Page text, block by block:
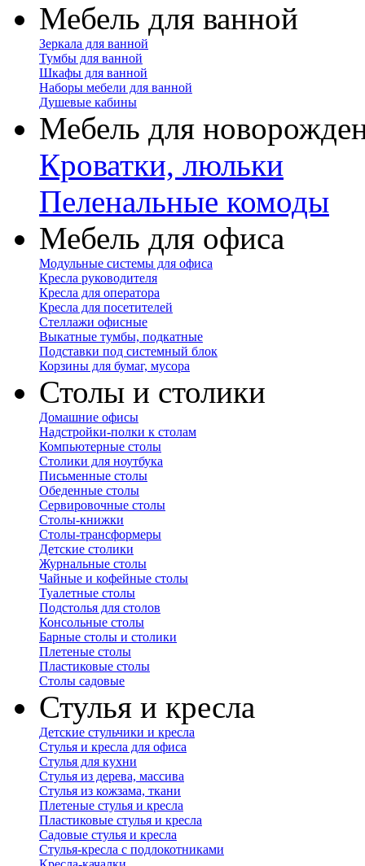
Мебель для ванной
Зеркала для ванной
Тумбы для ванной
Шкафы для ванной
Наборы мебели для ванной
Душевые кабины
Мебель для
Кроватки, люльки
Пеленальные комоды
Мебель для офиса
Модульные системы для офиса
Кресла руководителя
Кресла для оператора
Кресла для посетителей
Стеллажи офисные
Выкатные тумбы, подкатные
Подставки под системный блок
Корзины для бумаг, мусора
Столы и столики
Домашние офисы
Надстройки-полки к столам
Компьютерные столы
Столики для ноутбука
Письменные столы
Обеденные столы
Сервировочные столы
Столы-книжки
Столы-трансформеры
Детские столики
Журнальные столы
Чайные и кофейные столы
Туалетные столы
Подстолья для столов
Консольные столы
Барные столы и столики
Плетеные столы
Пластиковые столы
Столы садовые
Стулья и кресла
Детские стульчики и кресла
Стулья и кресла для офиса
Стулья для кухни
Стулья из дерева, массива
Стулья из кожзама, ткани
Плетеные стулья и кресла
Пластиковые стулья и кресла
Садовые стулья и кресла
Стулья-кресла с подлокотниками